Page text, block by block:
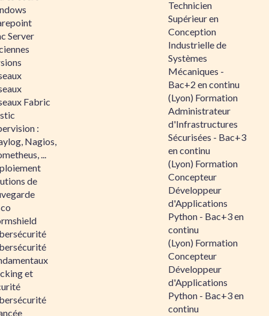
Server
Fabric
:
Nagios,
...
de
et
Technicien
Supérieur en
Conception
Industrielle de
Systèmes
Mécaniques -
Bac+2 en continu
(Lyon) Formation
Administrateur
d'Infrastructures
Sécurisées - Bac+3
en continu
(Lyon) Formation
Concepteur
Développeur
d'Applications
Python - Bac+3 en
continu
(Lyon) Formation
Concepteur
Développeur
d'Applications
Python - Bac+3 en
continu